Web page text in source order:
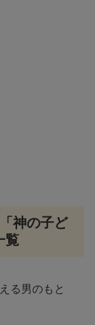
神の子ど
覧
る男のもと